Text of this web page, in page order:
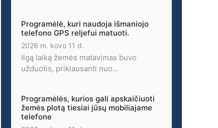
Programėlė, kuri naudoja išmaniojo
telefono GPS reljefui matuoti.
2026 m. kovo 11 d.
Ilgą laiką žemės matavimas buvo
užduotis, priklausanti nuo...
Programėlės, kurios gali apskaičiuoti
žemės plotą tiesiai jūsų mobiliajame
telefone